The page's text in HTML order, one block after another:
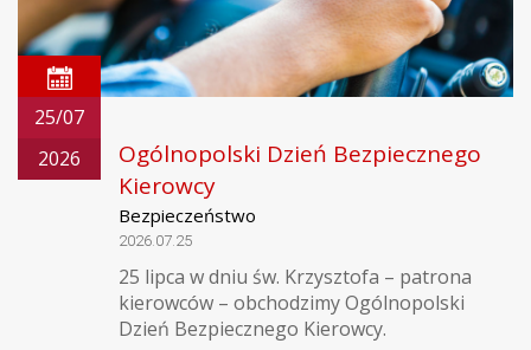
25/07
2026
Ogólnopolski Dzień Bezpiecznego
Kierowcy
Bezpieczeństwo
2026.07.25
25 lipca w dniu św. Krzysztofa – patrona
kierowców – obchodzimy Ogólnopolski
Dzień Bezpiecznego Kierowcy.